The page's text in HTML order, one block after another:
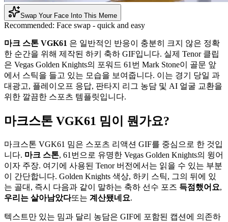
Swap Your Face Into This Meme
Recommended: Face swap - quick and easy
마크 스톤 VGK61 은 일반적인 반응이 충분히 크지 않은 정확
한 순간을 위해 제작된 하키 축하 GIF입니다. 실제 Tenor 클립
은 Vegas Golden Knights의 포워드 61번 Mark Stone이 골문 앞
에서 스틱을 들고 있는 모습을 보여줍니다. 이는 경기 당일 과
대광고, 플레이오프 응답, 판타지 리그 농담 및 AI 얼굴 교환을
위한 깔끔한 스포츠 템플릿입니다.
마크스톤 VGK61 밈이 뭔가요?
마크스톤 VGK61 밈은 스포츠 리액션 GIF를 중심으로 한 것입
니다. 마크 스톤, 61번으로 유명한 Vegas Golden Knights의 윙어
이자 주장. 여기에 사용된 Tenor 버전에서는 읽을 수 있는 부분
이 간단합니다. Golden Knights 색상, 하키 스틱, 그의 뒤에 있
는 골대, 즉시 다음과 같이 말하는 축하 선수 포즈 득점했어요,
우리는 살아남았다또는 계산됐네요.
텍스트만 있는 밈과 달리 농담은 GIF에 포함된 캡션에 의존하